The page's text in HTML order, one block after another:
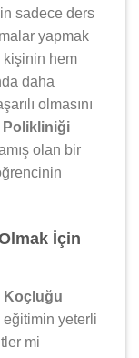
sadece ders
yapmak
kişinin hem
daha
olmasını
Polikliniği
olan bir
İçin
Koçluğu
yeterli
mi